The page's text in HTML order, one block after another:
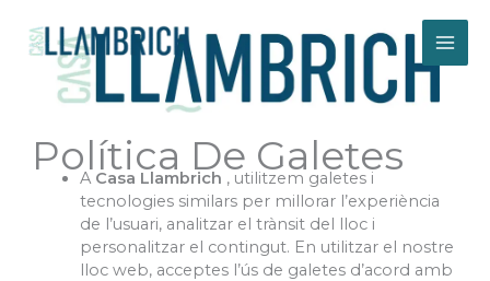
contenido
Política De Galetes
A Casa Llambrich , utilitzem galetes i
tecnologies similars per millorar l’experiència
de l’usuari, analitzar el trànsit del lloc i
personalitzar el contingut. En utilitzar el nostre
lloc web, acceptes l’ús de galetes d’acord amb